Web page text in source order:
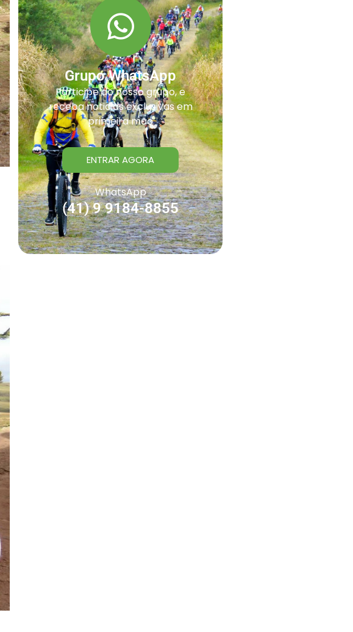
Grupo WhatsApp
Participe do nosso grupo, e
receba noticias exclusivas em
primeira mão
ENTRAR AGORA
WhatsApp
(41) 9 9184-8855